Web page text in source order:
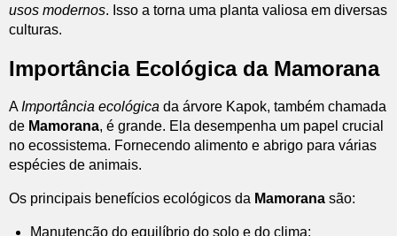
usos modernos. Isso a torna uma planta valiosa em diversas
culturas.
Importância Ecológica da Mamorana
A Importância ecológica da árvore Kapok, também chamada
de Mamorana, é grande. Ela desempenha um papel crucial
no ecossistema. Fornecendo alimento e abrigo para várias
espécies de animais.
Os principais benefícios ecológicos da Mamorana são:
Manutenção do equilíbrio do solo e do clima;